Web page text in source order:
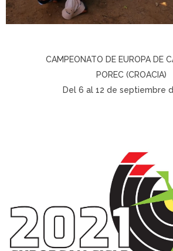
CAMPEONATO DE EUROPA DE
POREC (CROACIA)
Del 6 al 12 de septiembre